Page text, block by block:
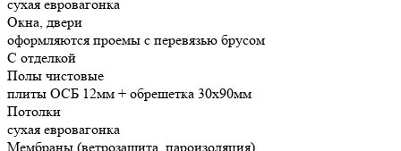
сухая евровагонка
Окна, двери
оформляются проемы с перевязью брусом
С отделкой
Полы чистовые
плиты ОСБ 12мм + обрешетка 30х90мм
Потолки
сухая евровагонка
Мембраны (ветрозащита, пароизоляция)